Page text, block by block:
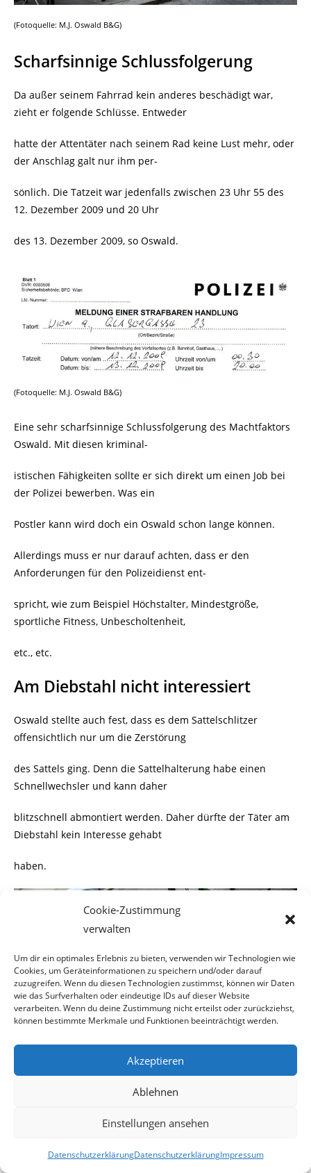
Cookie-Zustimmung
verwalten
Um dir ein optimales Erlebnis zu bieten, verwenden wir Technologien wie
Cookies, um Geräteinformationen zu speichern und/oder darauf
zuzugreifen. Wenn du diesen Technologien zustimmst, können wir Daten
wie das Surfverhalten oder eindeutige IDs auf dieser Website
verarbeiten. Wenn du deine Zustimmung nicht erteilst oder zurückziehst,
können bestimmte Merkmale und Funktionen beeinträchtigt werden.
Akzeptieren
Ablehnen
Einstellungen ansehen
DatenschutzerklärungDatenschutzerklärungImpressum
(Fotoquelle: M.J. Oswald B&G)
Scharfsinnige Schlussfolgerung
Da außer seinem Fahrrad kein anderes beschädigt war,
zieht er folgende Schlüsse. Entweder
hatte der Attentäter nach seinem Rad keine Lust mehr, oder
der Anschlag galt nur ihm per-
sönlich. Die Tatzeit war jedenfalls zwischen 23 Uhr 55 des
12. Dezember 2009 und 20 Uhr
des 13. Dezember 2009, so Oswald.
(Fotoquelle: M.J. Oswald B&G)
Eine sehr scharfsinnige Schlussfolgerung des Machtfaktors
Oswald. Mit diesen kriminal-
istischen Fähigkeiten sollte er sich direkt um einen Job bei
der Polizei bewerben. Was ein
Postler kann wird doch ein Oswald schon lange können.
Allerdings muss er nur darauf achten, dass er den
Anforderungen für den Polizeidienst ent-
spricht, wie zum Beispiel Höchstalter, Mindestgröße,
sportliche Fitness, Unbescholtenheit,
etc., etc.
Am Diebstahl nicht interessiert
Oswald stellte auch fest, dass es dem Sattelschlitzer
offensichtlich nur um die Zerstörung
des Sattels ging. Denn die Sattelhalterung habe einen
Schnellwechsler und kann daher
blitzschnell abmontiert werden. Daher dürfte der Täter am
Diebstahl kein Interesse gehabt
haben.
Erotisches Erlebnis